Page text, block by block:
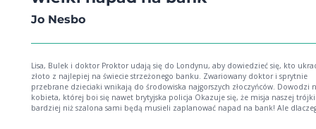
Jo Nesbo
Lisa, Bulek i doktor Proktor udają się do Londynu, aby dowiedzieć się, kto
złoto z najlepiej na świecie strzeżonego banku. Zwariowany doktor i sprytnie
przebrane dzieciaki wnikają do środowiska najgorszych złoczyńców. Dowodzi
kobieta, której boi się nawet brytyjska policja Okazuje się, że misja naszej
bardziej niż szalona sami będą musieli zaplanować napad na bank! Ale dlaczego? I